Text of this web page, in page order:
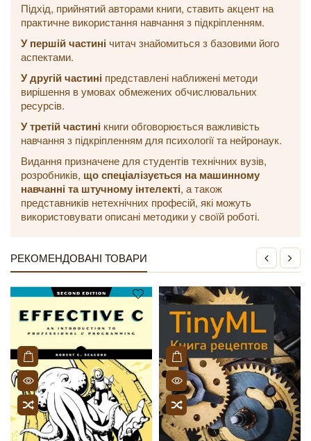
Підхід, прийнятий авторами книги, ставить акцент на
практичне використання навчання з підкріпленням.
У першій частині читач знайомиться з базовими його
аспектами.
У другій частині представлені наближені методи
вирішення в умовах обмежених обчислювальних
ресурсів.
У третій частині книги обговорюється важливість
навчання з підкріпленням для психології та нейронаук.
Видання призначене для студентів технічних вузів,
розробників, що спеціалізується на машинному
навчанні та штучному інтелекті, а також
представників нетехнічних професій, які можуть
використовувати описані методики у своїй роботі.
РЕКОМЕНДОВАНІ ТОВАРИ